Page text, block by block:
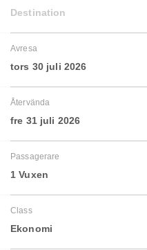
Destination
Avresa
tors 30 juli 2026
Återvända
fre 31 juli 2026
Passagerare
1 Vuxen
Class
Ekonomi